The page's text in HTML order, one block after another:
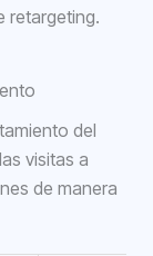
retargeting.
del
visitas a
de manera